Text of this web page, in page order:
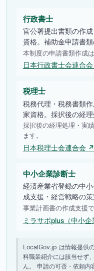
行政書士
官公署提出書類の作
資格。補助金申請書
本制度の申請書類作成
日本行政書士会連合
税理士
税務代理・税務書類
家資格。採択後の経
採択後の経理処理・実
ます。
日本税理士会連合会 ↗
中小企業診断士
経済産業省登録の中
成支援・経営戦略の
事業計画書の作成支援
ミラサポplus（中小
LocalGov.jp は情報提供
料職業紹介には該当せず
ん。 申請の可否・依頼